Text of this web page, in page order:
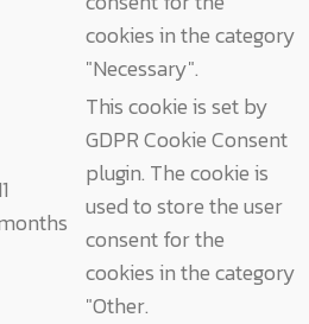
cookies in the category
"Necessary".
This cookie is set by
GDPR Cookie Consent
plugin. The cookie is
used to store the user
consent for the
cookies in the category
"Other.